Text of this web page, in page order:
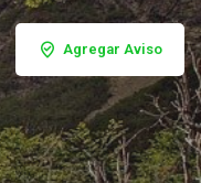
Agregar Aviso